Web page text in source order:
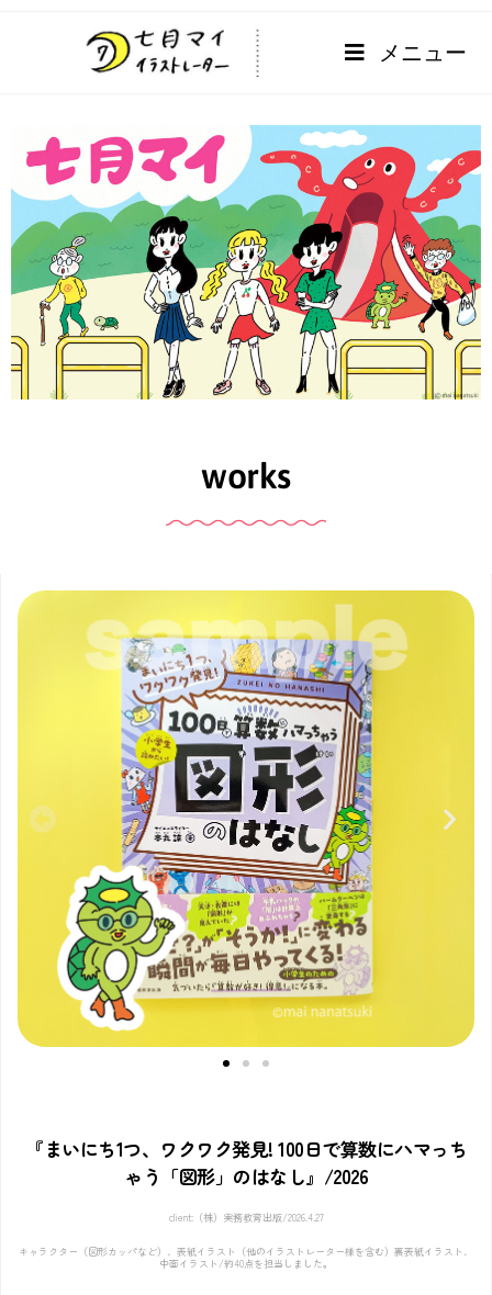
メニュー
works
『まいにち1つ、ワクワク発見! 100日で算数にハマっち
ゃう「図形」のはなし』/2026
client:（株）実務教育出版/2026.4.27
キャラクター（図形カッパなど）、表紙イラスト（他のイラストレーター様を含む）裏表紙イラスト、
中面イラスト/約40点を担当しました。